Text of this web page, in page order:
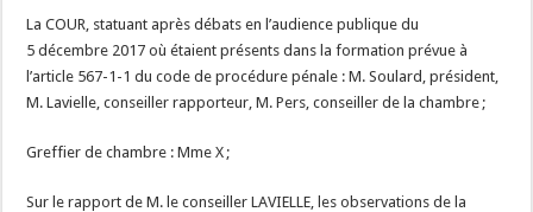
La COUR, statuant après débats en l’audience publique du
5 décembre 2017 où étaient présents dans la formation prévue à
l’article 567-1-1 du code de procédure pénale : M. Soulard, président,
M. Lavielle, conseiller rapporteur, M. Pers, conseiller de la chambre ;
Greffier de chambre : Mme X ;
Sur le rapport de M. le conseiller LAVIELLE, les observations de la